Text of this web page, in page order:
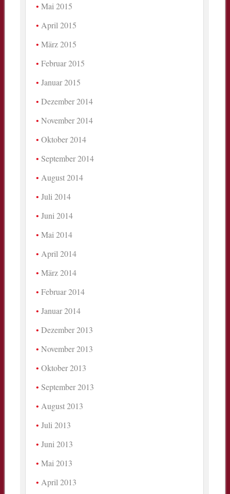
Mai 2015
April 2015
März 2015
Februar 2015
Januar 2015
Dezember 2014
November 2014
Oktober 2014
September 2014
August 2014
Juli 2014
Juni 2014
Mai 2014
April 2014
März 2014
Februar 2014
Januar 2014
Dezember 2013
November 2013
Oktober 2013
September 2013
August 2013
Juli 2013
Juni 2013
Mai 2013
April 2013